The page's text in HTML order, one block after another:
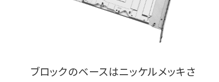
ブロックのベースはニッケルメッキさ